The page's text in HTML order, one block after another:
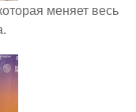
меняет весь